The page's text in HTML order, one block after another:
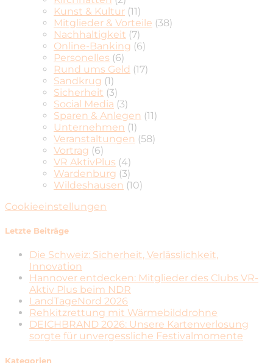
Kunst & Kultur (11)
Mitglieder & Vorteile (38)
Nachhaltigkeit (7)
Online-Banking (6)
Personelles (6)
Rund ums Geld (17)
Sandkrug (1)
Sicherheit (3)
Social Media (3)
Sparen & Anlegen (11)
Unternehmen (1)
Veranstaltungen (58)
Vortrag (6)
VR AktivPlus (4)
Wardenburg (3)
Wildeshausen (10)
Cookieeinstellungen
Letzte Beiträge
Die Schweiz: Sicherheit, Verlässlichkeit,
Innovation
Hannover entdecken: Mitglieder des Clubs VR-
Aktiv Plus beim NDR
LandTageNord 2026
Rehkitzrettung mit Wärmebilddrohne
DEICHBRAND 2026: Unsere Kartenverlosung
sorgte für unvergessliche Festivalmomente
Kategorien